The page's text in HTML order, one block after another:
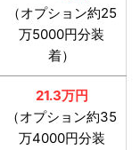
（オプション約25
万5000円分装
着）
21.3万円
（オプション約35
万4000円分装